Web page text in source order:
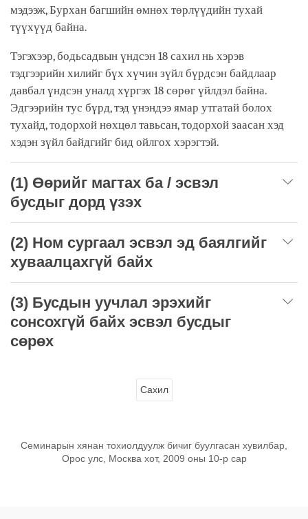
мэдээж, Бурхан багшийн өмнөх төрлүүдийн тухай
түүхүүд байна.
Тэгэхээр, бодьсадвын үндсэн 18 сахил нь хэрэв
тэдгээрийн хилийг бүх хүчин зүйл бүрдсэн байдлаар
давбал үндсэн уналд хүргэх 18 сөрөг үйлдэл байна.
Эдгээрийн тус бүрд, тэд үнэндээ ямар утгатай болох
тухайд, тодорхой нөхцөл тавьсан, тодорхой заасан хэд
хэдэн зүйл байдгийг бид ойлгох хэрэгтэй.
(1) Өөрийг магтах ба / эсвэл
бусдыг дорд үзэх
(2) Ном сургаал эсвэл эд баялгийг
хуваалцахгүй байх
(3) Бусдын уучлал эрэхийг
сонсохгүй байх эсвэл бусдыг
сөрөх
Сахил
Семинарын хянан тохиолдуулж бичиг буулгасан хувилбар,
Орос улс, Москва хот, 2009 оны 10-р сар